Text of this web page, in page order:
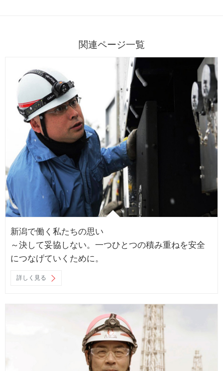
関連ページ一覧
新潟で働く私たちの思い
～決して妥協しない。一つひとつの積み重ねを安全
につなげていくために。
詳しく見る